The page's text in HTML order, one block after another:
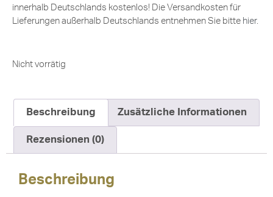
innerhalb Deutschlands kostenlos! Die Versandkosten für
Lieferungen außerhalb Deutschlands entnehmen Sie bitte hier.
Nicht vorrätig
Beschreibung Zusätzliche Informationen
Rezensionen (0)
Beschreibung